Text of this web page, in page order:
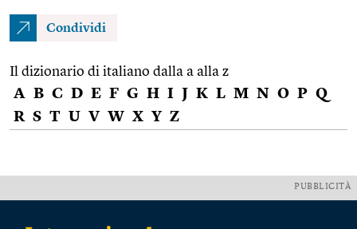
Condividi
Il dizionario di italiano dalla a alla z
A B C D E F G H I J K L M N O P Q
R S T U V W X Y Z
PUBBLICITÀ